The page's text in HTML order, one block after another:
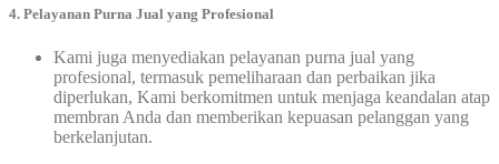
4. Pelayanan Purna Jual yang Profesional
Kami juga menyediakan pelayanan purna jual yang
profesional, termasuk pemeliharaan dan perbaikan jika
diperlukan, Kami berkomitmen untuk menjaga keandalan atap
membran Anda dan memberikan kepuasan pelanggan yang
berkelanjutan.